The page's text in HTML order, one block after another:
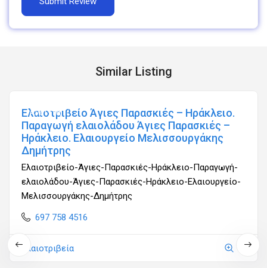
Similar Listing
Ανοιχτά
Ελαιοτριβείο Άγιες Παρασκιές – Ηράκλειο.
Παραγωγή ελαιολάδου Άγιες Παρασκιές –
Ηράκλειο. Ελαιουργείο Μελισσουργάκης
Δημήτρης
Ελαιοτριβείο-Άγιες-Παρασκιές-Ηράκλειο-Παραγωγή-
ελαιολάδου-Άγιες-Παρασκιές-Ηράκλειο-Ελαιουργείο-
Μελισσουργάκης-Δημήτρης
697 758 4516
Ελαιοτριβεία